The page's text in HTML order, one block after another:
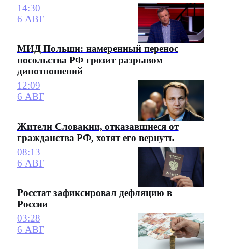
14:30
6 АВГ
МИД Польши: намеренный перенос
посольства РФ грозит разрывом
дипотношений
12:09
6 АВГ
Жители Словакии, отказавшиеся от
гражданства РФ, хотят его вернуть
08:13
6 АВГ
Росстат зафиксировал дефляцию в
России
03:28
6 АВГ